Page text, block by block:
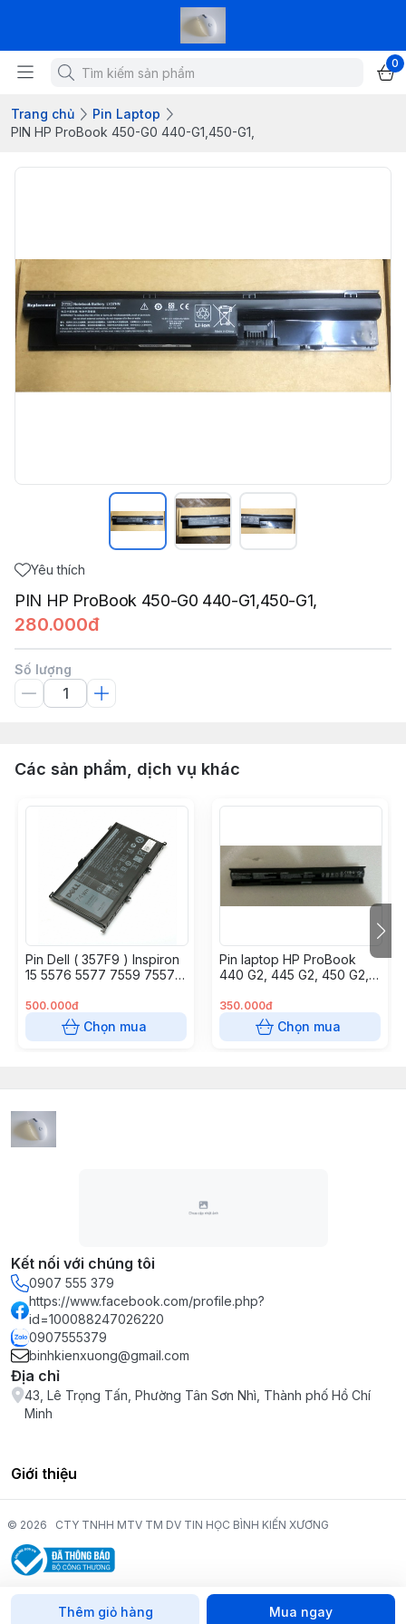
0
Trang chủ
Pin Laptop
PIN HP ProBook 450-G0 440-G1,450-G1,
Yêu thích
PIN HP ProBook 450-G0 440-G1,450-G1,
280.000đ
Số lượng
Thêm giỏ hàng Mua ngay
Các sản phẩm, dịch vụ khác
Pin Dell ( 357F9 ) Inspiron
15 5576 5577 7559 7557
500.000đ
Chọn mua
Pin laptop HP ProBook
440 G2, 445 G2, 450 G2,
4 CELL
350.000đ
Chọn mua
Kết nối với chúng tôi
0907 555 379
https://www.facebook.com/profile.php?
id=100088247026220
0907555379
binhkienxuong@gmail.com
Địa chỉ
43, Lê Trọng Tấn, Phường Tân Sơn Nhì, Thành phố Hồ Chí
Minh
Giới thiệu
© 2026 CTY TNHH MTV TM DV TIN HỌC BÌNH KIẾN XƯƠNG